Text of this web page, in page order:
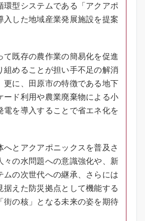
環型システムである「アクアポ
入した地域産業発展施設を提案
て既存の農作業の簡易化を促進
組めることが担い手不足の解消
更に、田原市の特徴である地下
ード利用や農業廃棄物による小
電を導入することで省エネ化を
へとアクアポニックスを普及さ
々の水問題への意識強化や、新
ムの次世代への継承、さらには
据えた防災拠点として機能する
街の核」となる未来の姿を期待